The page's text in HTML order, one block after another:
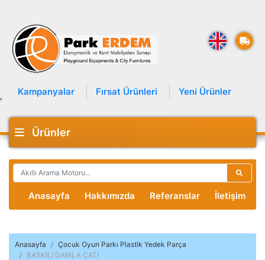
Kampanyalar Fırsat Ürünleri Yeni Ürünler
'
Ürünler
Anasayfa Hakkımızda Referanslar İletişim
Anasayfa
Çocuk Oyun Parkı Plastik Yedek Parça
BASKILI DAMLA ÇATI